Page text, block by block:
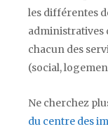
les différentes
administratives
chacun des
(social,
Ne cherchez
du centre des